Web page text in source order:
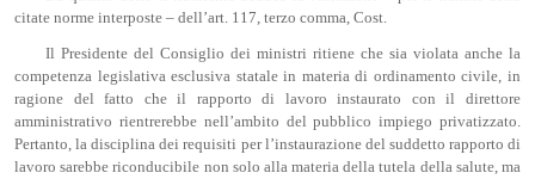
citate norme interposte – dell’art. 117, terzo comma, Cost.
Il Presidente del Consiglio dei ministri ritiene che sia violata anche la
competenza legislativa esclusiva statale in materia di ordinamento civile, in
ragione del fatto che il rapporto di lavoro instaurato con il direttore
amministrativo rientrerebbe nell’ambito del pubblico impiego privatizzato.
Pertanto, la disciplina dei requisiti per l’instaurazione del suddetto rapporto di
lavoro sarebbe riconducibile non solo alla materia della tutela della salute, ma